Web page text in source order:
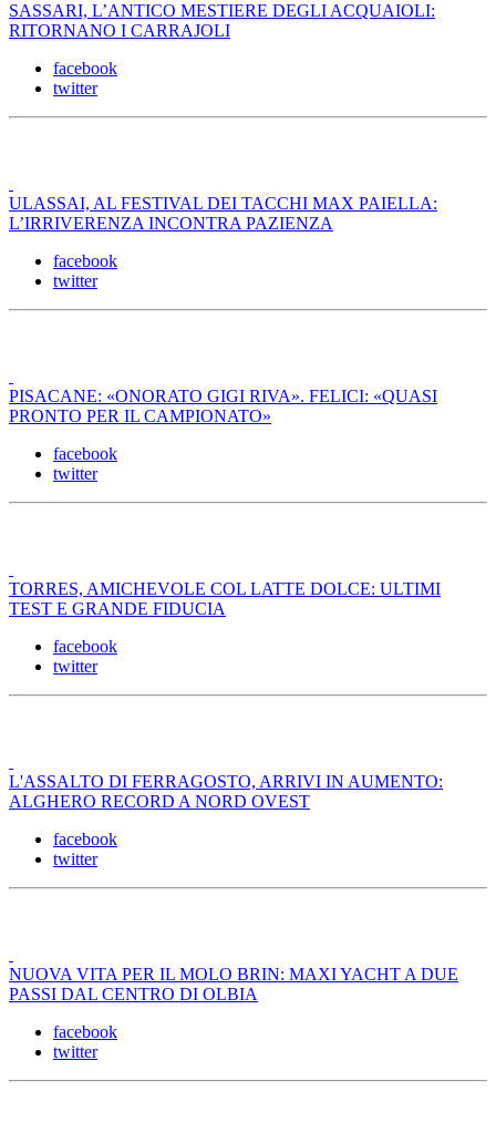
SASSARI, L’ANTICO MESTIERE DEGLI ACQUAIOLI:
RITORNANO I CARRAJOLI
facebook
twitter
ULASSAI, AL FESTIVAL DEI TACCHI MAX PAIELLA:
L’IRRIVERENZA INCONTRA PAZIENZA
facebook
twitter
PISACANE: «ONORATO GIGI RIVA». FELICI: «QUASI
PRONTO PER IL CAMPIONATO»
facebook
twitter
TORRES, AMICHEVOLE COL LATTE DOLCE: ULTIMI
TEST E GRANDE FIDUCIA
facebook
twitter
L'ASSALTO DI FERRAGOSTO, ARRIVI IN AUMENTO:
ALGHERO RECORD A NORD OVEST
facebook
twitter
NUOVA VITA PER IL MOLO BRIN: MAXI YACHT A DUE
PASSI DAL CENTRO DI OLBIA
facebook
twitter